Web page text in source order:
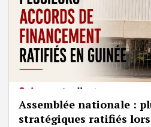
Assemblée nationale :
stratégiques ratifiés lors